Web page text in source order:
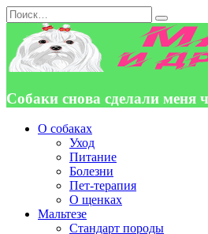
Перейти
к
содержанию
Search
for:
Собаки снова сделали меня
О собаках
Уход
Питание
Болезни
Пет-терапия
О щенках
Мальтезе
Стандарт породы